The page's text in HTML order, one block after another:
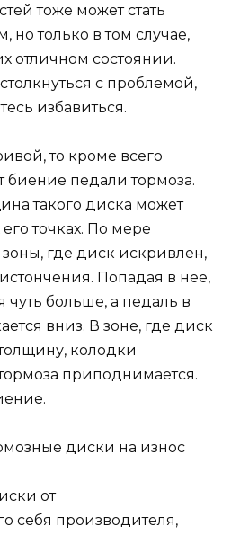
тоже может стать
но только в том случае,
отличном состоянии.
с проблемой,
избавиться.
то кроме всего
биение педали тормоза.
такого диска может
точках. По мере
где диск искривлен,
Попадая в нее,
чуть больше, а педаль в
вниз. В зоне, где диск
колодки
приподнимается.
диски на износ
от
себя производителя,